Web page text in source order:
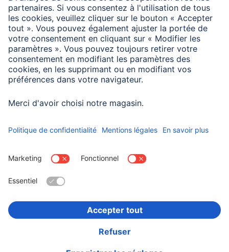
Information des consommateurs
Avec des stylos gel, vous annoterez votre album de façon
personnelle.
Informations institutionnelles
Confidentialité et Securité